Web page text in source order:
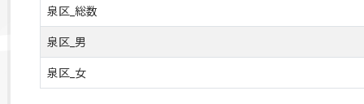
泉区_総数
泉区_男
泉区_女